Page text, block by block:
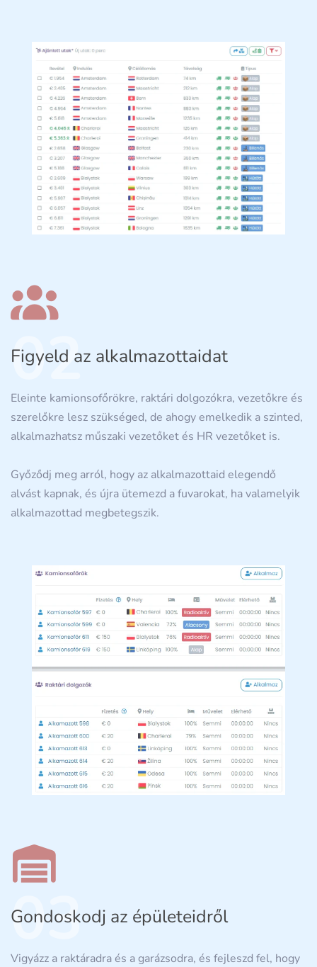
02
Figyeld az alkalmazottaidat
Eleinte kamionsofőrökre, raktári dolgozókra, vezetőkre és
szerelőkre lesz szükséged, de ahogy emelkedik a szinted,
alkalmazhatsz műszaki vezetőket és HR vezetőket is.
Győződj meg arról, hogy az alkalmazottaid elegendő
alvást kapnak, és újra ütemezd a fuvarokat, ha valamelyik
alkalmazottad megbetegszik.
03
Gondoskodj az épületeidről
Vigyázz a raktáradra és a garázsodra, és fejleszd fel, hogy